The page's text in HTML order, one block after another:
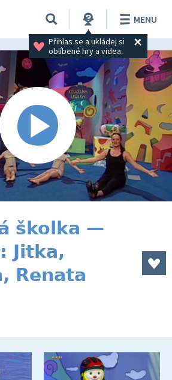
Přihlas se a ukládej si
oblíbené hry a videa.
MENU
školka —
Jitka,
Renata